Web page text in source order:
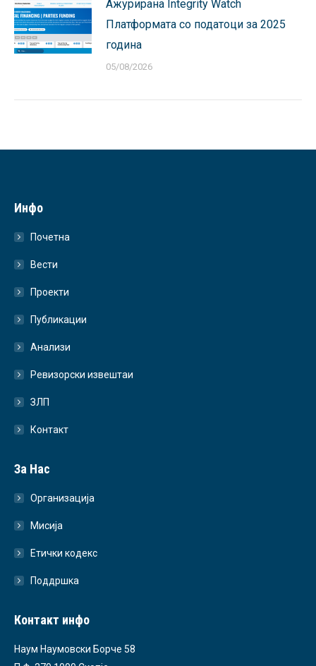
Ажурирана Integrity Watch
Платформата со податоци за 2025
година
05/08/2026
Инфо
Почетна
Вести
Проекти
Публикации
Анализи
Ревизорски извештаи
ЗЛП
Контакт
За Нас
Организација
Мисија
Етички кодекс
Поддршка
Контакт инфо
Наум Наумовски Борче 58